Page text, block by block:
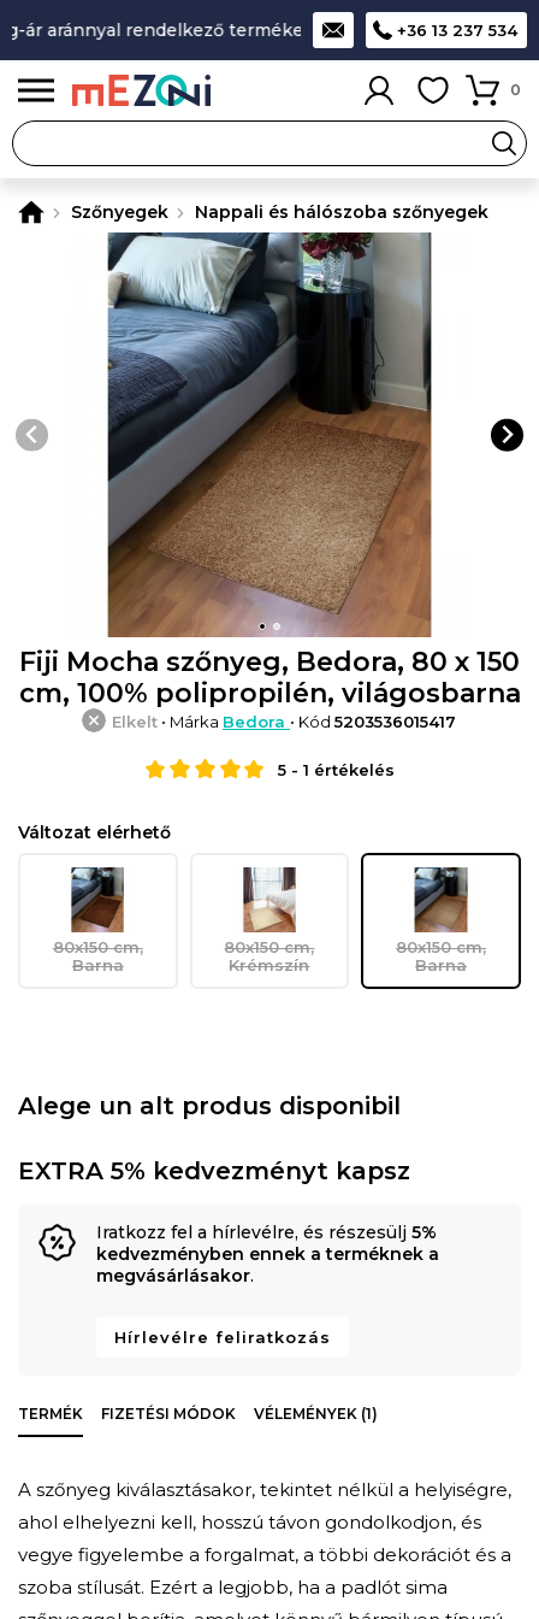
aránnyal rendelkező termékek A legjobb design-
+36 13 237 534
0
Szőnyegek Nappali és hálószoba szőnyegek
Fiji Mocha szőnyeg, Bedora, 80 x 150
cm, 100% polipropilén, világosbarna
Elkelt • Márka Bedora • Kód5203536015417
5- 1 értékelés
Változat elérhető
80x150 cm,
Barna
80x150 cm,
Krémszín
80x150 cm,
Barna
Alege un alt produs disponibil
EXTRA 5% kedvezményt kapsz
Iratkozz fel a hírlevélre, és részesülj 5%
kedvezményben ennek a terméknek a
megvásárlásakor.
Hírlevélre feliratkozás
TERMÉK FIZETÉSI MÓDOK VÉLEMÉNYEK (1)
A szőnyeg kiválasztásakor, tekintet nélkül a helyiségre,
ahol elhelyezni kell, hosszú távon gondolkodjon, és
vegye figyelembe a forgalmat, a többi dekorációt és a
szoba stílusát. Ezért a legjobb, ha a padlót sima